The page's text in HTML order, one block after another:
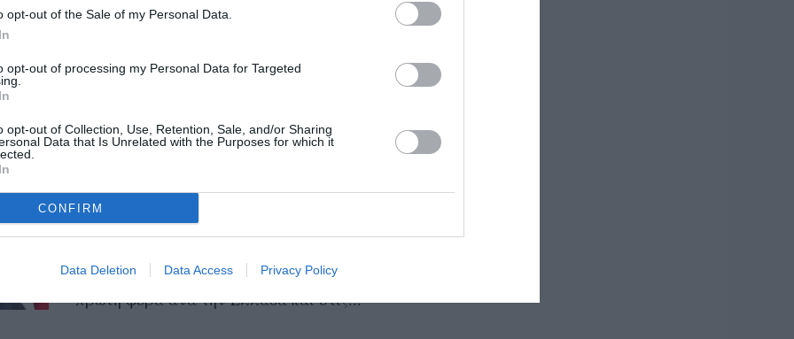
opt-out of the Sale of my Personal Data.
opt-out of processing my Personal Data for Targeted
opt-out of Collection, Use, Retention, Sale, and/or Sharing
Data that Is Unrelated with the Purposes for which it
CONFIRM
Data Deletion Data Access Privacy Policy
διαγωνισμού επιλογής αναδόχου σύμβασης
Αναβάθμιση – Αυτοματοποίηση του
Το «Σεσουάρ για Δολοφόνους»
Κερδίστε διπλές προσκλήσεις
«Σεσουάρ για Δολοφόνους» ,ταξιδεύει για
πρώτη φορά ανά την Ελλάδα και στις...